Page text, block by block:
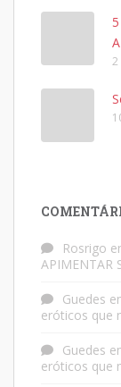
2
Rosrigo
APIMENTAR
Guedes
eróticos que
Guedes
eróticos que